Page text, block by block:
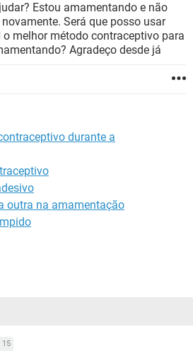
Estou amamentando e não
Será que posso usar
melhor método contraceptivo para
Agradeço desde já
durante a
outra na amamentação
15